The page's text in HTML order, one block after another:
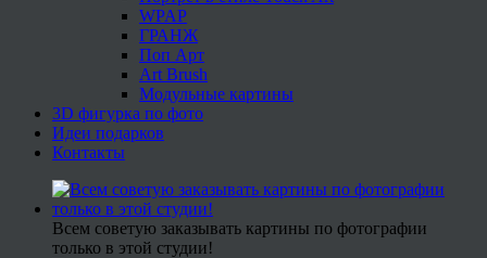
WPAP
ГРАНЖ
Поп Арт
Art Brush
Модульные картины
3D фигурка по фото
Идеи подарков
Контакты
Всем советую заказывать картины по фотографии
только в этой студии!